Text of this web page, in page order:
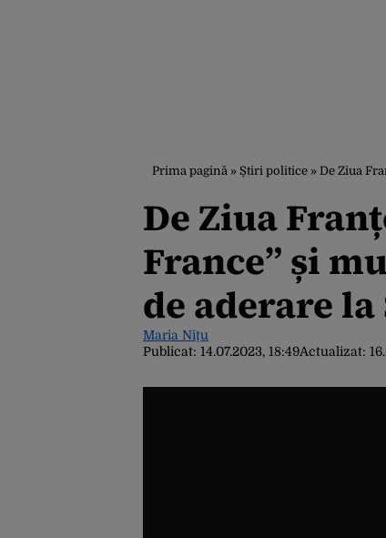
Prima pagină » Știri politice » De Ziua
De Ziua
France” și
de aderare la
Maria Nițu
Publicat: 14.07.2023, 18:49Actualizat: